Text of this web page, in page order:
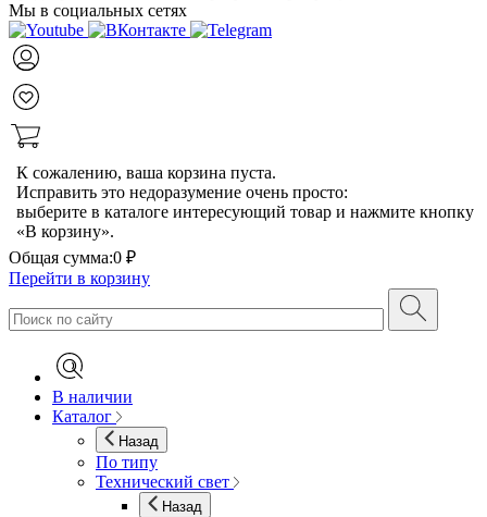
Мы в социальных сетях
К сожалению, ваша корзина пуста.
Исправить это недоразумение очень просто:
выберите в каталоге интересующий товар и нажмите кнопку
«В корзину».
Общая сумма:0 ₽
Перейти в корзину
В наличии
Каталог
Назад
По типу
Технический свет
Назад